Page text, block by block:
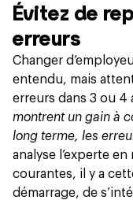
Évitez de
erreurs
Changer
entendu, mais
erreurs dans 3 ou 4
montrent un gain à
long terme, les
analyse l’experte
courantes, il y a
démarrage, de